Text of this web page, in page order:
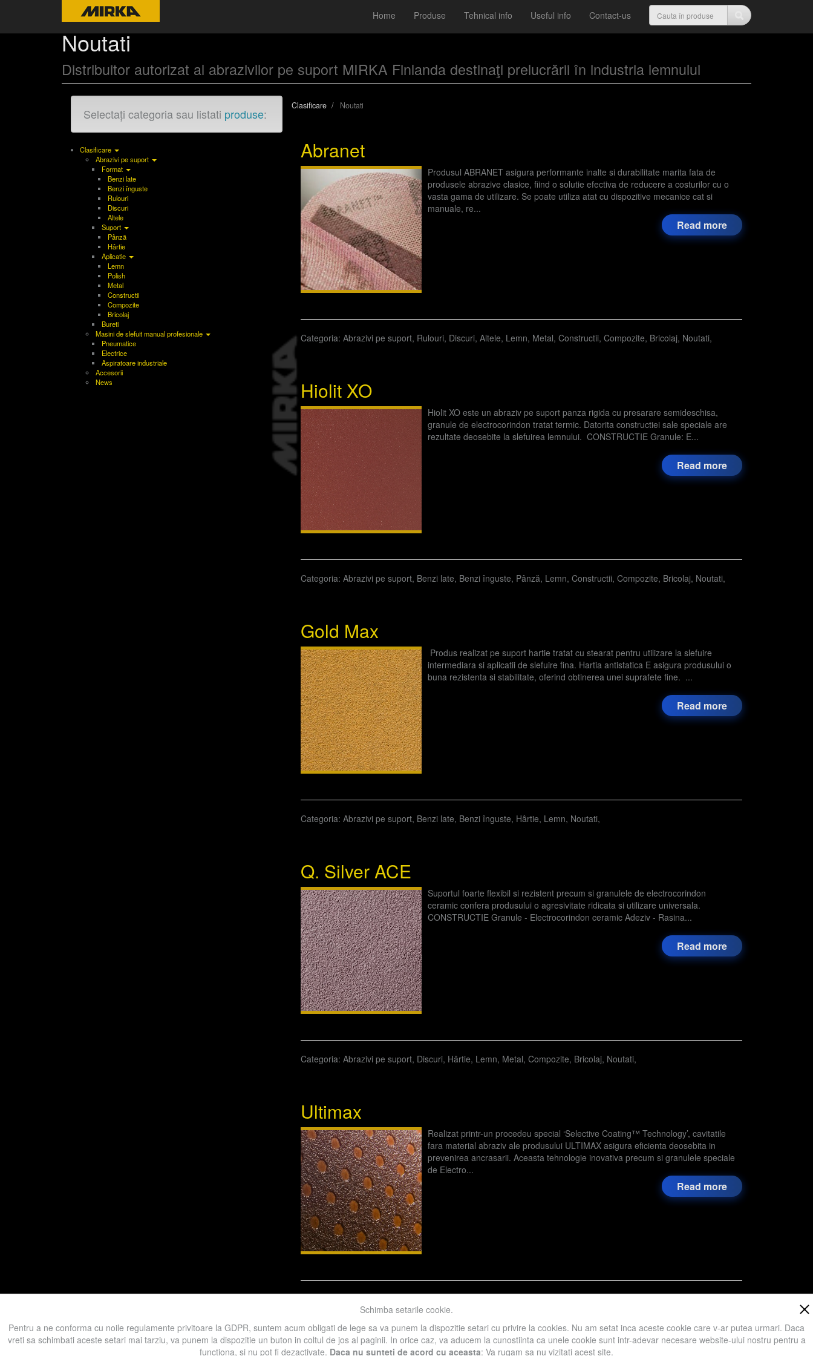
Home Produse Tehnical info Useful info Contact-us
Noutati
Distribuitor autorizat al abrazivilor pe suport MIRKA Finlanda destinaţi prelucrării în industria lemnului
Selectați categoria sau listati produse:
Clasificare
Abrazivi pe suport
Format
Benzi late
Benzi înguste
Rulouri
Discuri
Altele
Suport
Pânză
Hârtie
Aplicatie
Lemn
Polish
Metal
Constructii
Compozite
Bricolaj
Bureti
Masini de slefuit manual profesionale
Pneumatice
Electrice
Aspiratoare industriale
Accesorii
News
Clasificare Noutati
Abranet
Produsul ABRANET asigura performante inalte si durabilitate marita fata de
produsele abrazive clasice, fiind o solutie efectiva de reducere a costurilor cu o
vasta gama de utilizare. Se poate utiliza atat cu dispozitive mecanice cat si
manuale, re...
Read more
Categoria: Abrazivi pe suport, Rulouri, Discuri, Altele, Lemn, Metal, Constructii, Compozite, Bricolaj, Noutati,
Hiolit XO
Hiolit XO este un abraziv pe suport panza rigida cu presarare semideschisa,
granule de electrocorindon tratat termic. Datorita constructiei sale speciale are
rezultate deosebite la slefuirea lemnului. CONSTRUCTIE Granule: E...
Read more
Categoria: Abrazivi pe suport, Benzi late, Benzi înguste, Pânză, Lemn, Constructii, Compozite, Bricolaj, Noutati,
Gold Max
Produs realizat pe suport hartie tratat cu stearat pentru utilizare la slefuire
intermediara si aplicatii de slefuire fina. Hartia antistatica E asigura produsului o
buna rezistenta si stabilitate, oferind obtinerea unei suprafete fine. ...
Read more
Categoria: Abrazivi pe suport, Benzi late, Benzi înguste, Hârtie, Lemn, Noutati,
Q. Silver ACE
Suportul foarte flexibil si rezistent precum si granulele de electrocorindon
ceramic confera produsului o agresivitate ridicata si utilizare universala.
CONSTRUCTIE Granule - Electrocorindon ceramic Adeziv - Rasina...
Read more
Categoria: Abrazivi pe suport, Discuri, Hârtie, Lemn, Metal, Compozite, Bricolaj, Noutati,
Ultimax
Realizat printr-un procedeu special ‘Selective Coating™ Technology’, cavitatile
fara material abraziv ale produsului ULTIMAX asigura eficienta deosebita in
prevenirea ancrasarii. Aceasta tehnologie inovativa precum si granulele speciale
de Electro...
Read more
Schimba setarile cookie.
Pentru a ne conforma cu noile regulamente privitoare la GDPR, suntem acum obligati de lege sa va punem la dispozitie setari cu privire la cookies. Nu am setat inca aceste cookie care v-ar putea urmari. Daca
vreti sa schimbati aceste setari mai tarziu, va punem la dispozitie un buton in coltul de jos al paginii. In orice caz, va aducem la cunostiinta ca unele cookie sunt intr-adevar necesare website-ului nostru pentru a
functiona, si nu pot fi dezactivate. Daca nu sunteti de acord cu aceasta: Va rugam sa nu vizitati acest site.